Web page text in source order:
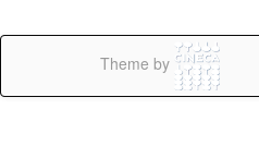
Theme by